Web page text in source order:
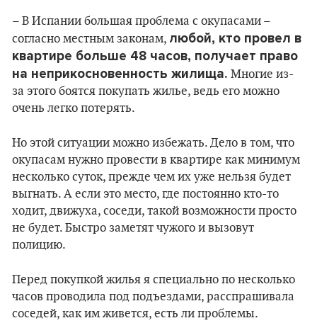
– В Испании большая проблема с окупасами –
согласно местным законам, любой, кто провел в
квартире больше 48 часов, получает право
на неприкосновенность жилища. Многие из-
за этого боятся покупать жилье, ведь его можно
очень легко потерять.
Но этой ситуации можно избежать. Дело в том, что
окупасам нужно провести в квартире как минимум
несколько суток, прежде чем их уже нельзя будет
выгнать. А если это место, где постоянно кто-то
ходит, движуха, соседи, такой возможности просто
не будет. Быстро заметят чужого и вызовут
полицию.
Перед покупкой жилья я специально по несколько
часов проводила под подъездами, расспрашивала
соседей, как им живется, есть ли проблемы.